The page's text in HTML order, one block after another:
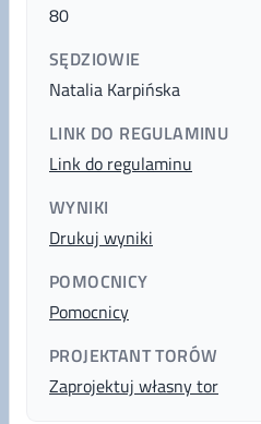
80
SĘDZIOWIE
Natalia Karpińska
LINK DO REGULAMINU
Link do regulaminu
WYNIKI
Drukuj wyniki
POMOCNICY
Pomocnicy
PROJEKTANT TORÓW
Zaprojektuj własny tor